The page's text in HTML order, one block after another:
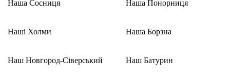
Наша Сосниця
Наші Холми
Наш Новгород-Сіверський
Наша Понорниця
Наша Борзна
Наш Батурин